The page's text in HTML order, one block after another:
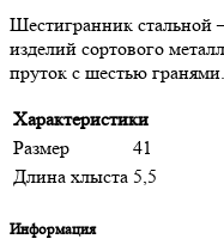
Шестигранник стальной
изделий сортового
пруток с шестью гранями.
Характеристики
Размер
41
Длина хлыста 5,5
Информация